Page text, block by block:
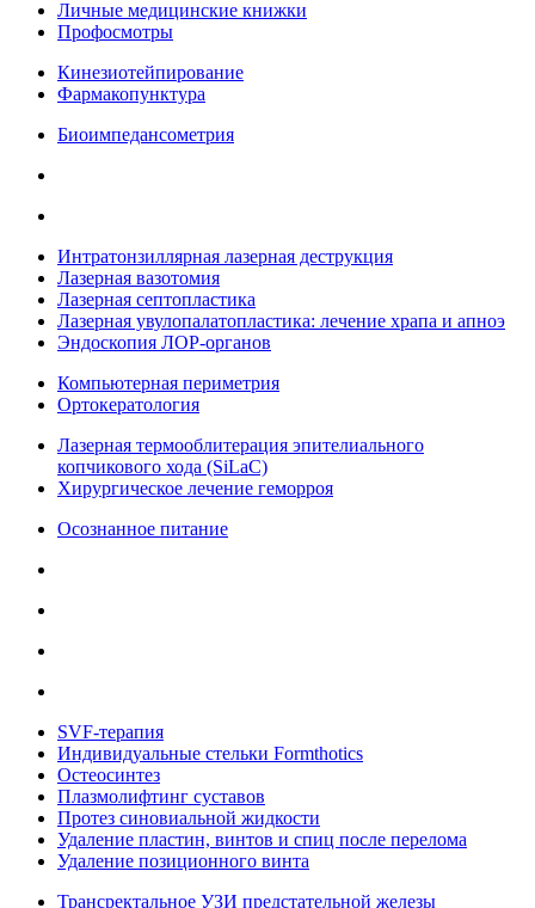
Личные медицинские книжки
Профосмотры
Кинезиотейпирование
Фармакопунктура
Биоимпедансометрия
Интратонзиллярная лазерная деструкция
Лазерная вазотомия
Лазерная септопластика
Лазерная увулопалатопластика: лечение храпа и апноэ
Эндоскопия ЛОР-органов
Компьютерная периметрия
Ортокератология
Лазерная термооблитерация эпителиального
копчикового хода (SiLaC)
Хирургическое лечение геморроя
Осознанное питание
SVF-терапия
Индивидуальные стельки Formthotics
Остеосинтез
Плазмолифтинг суставов
Протез синовиальной жидкости
Удаление пластин, винтов и спиц после перелома
Удаление позиционного винта
Трансректальное УЗИ предстательной железы